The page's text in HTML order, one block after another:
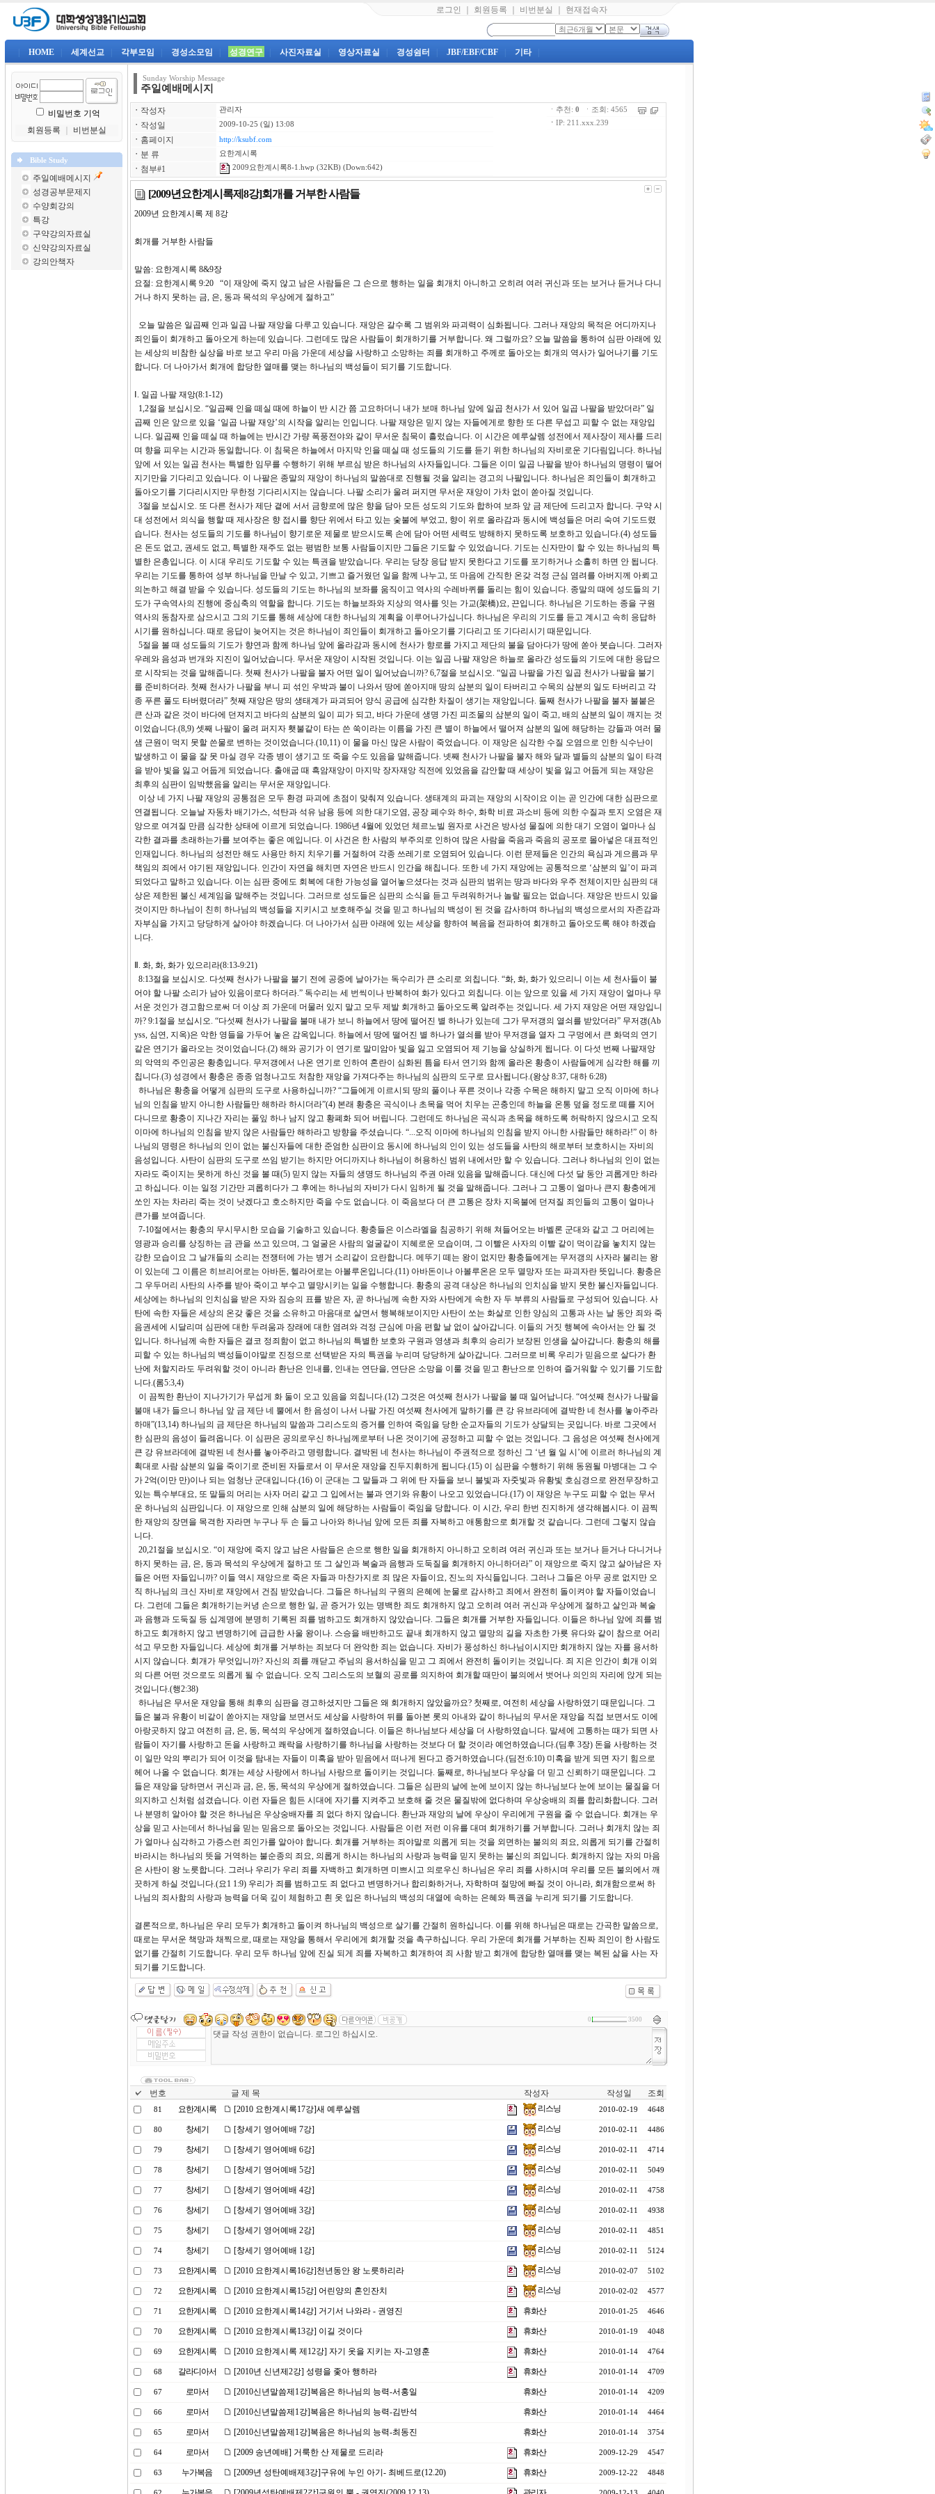
로그인 회원등록 비번분실 현재접속자
HOME 세계선교 각부모임 경성소모임 성경연구 사진자료실 영상자료실 경성쉼터 JBF/EBF/CBF 기타
비밀번호 기억
회원등록
비번분실
Bible Study
주일예배메시지
성경공부문제지
수양회강의
특강
구약강의자료실
신약강의자료실
강의안책자
Sunday Worship Message
주일예배메시지
ㆍ 작성자 관리자
ㆍ 작성일 2009-10-25 (일) 13:08
ㆍ 홈페이지 http://ksubf.com
ㆍ 분 류 요한계시록
ㆍ 첨부#1 2009요한계시록8-1.hwp (32KB) (Down:642)
ㆍ추천: 0 ㆍ조회: 4565
ㆍ IP: 211.xxx.239
[2009년요한계시록제8강]회개를 거부한 사람들
2009년 요한계시록 제 8강
회개를 거부한 사람들
말씀: 요한계시록 8&9장
요절: 요한계시록 9:20 “이 재앙에 죽지 않고 남은 사람들은 그 손으로 행하는 일을 회개치 아니하고 오히려 여러 귀신과 또는 보거나 듣거나 다니
거나 하지 못하는 금, 은, 동과 목석의 우상에게 절하고”
오늘 말씀은 일곱째 인과 일곱 나팔 재앙을 다루고 있습니다. 재앙은 갈수록 그 범위와 파괴력이 심화됩니다. 그러나 재앙의 목적은 어디까지나
죄인들이 회개하고 돌아오게 하는데 있습니다. 그런데도 많은 사람들이 회개하기를 거부합니다. 왜 그럴까요? 오늘 말씀을 통하여 심판 아래에 있
는 세상의 비참한 실상을 바로 보고 우리 마음 가운데 세상을 사랑하고 소망하는 죄를 회개하고 주께로 돌아오는 회개의 역사가 일어나기를 기도
합니다. 더 나아가서 회개에 합당한 열매를 맺는 하나님의 백성들이 되기를 기도합니다.
Ⅰ. 일곱 나팔 재앙(8:1-12)
1,2절을 보십시오. “일곱째 인을 떼실 때에 하늘이 반 시간 쯤 고요하더니 내가 보매 하나님 앞에 일곱 천사가 서 있어 일곱 나팔을 받았더라” 일
곱째 인은 앞으로 있을 ‘일곱 나팔 재앙’의 시작을 알리는 인입니다. 나팔 재앙은 믿지 않는 자들에게로 향한 또 다른 무섭고 피할 수 없는 재앙입
니다. 일곱째 인을 떼실 때 하늘에는 반시간 가량 폭풍전야와 같이 무서운 침묵이 흘렀습니다. 이 시간은 예루살렘 성전에서 제사장이 제사를 드리
며 향을 피우는 시간과 동일합니다. 이 침묵은 하늘에서 마지막 인을 떼실 때 성도들의 기도를 듣기 위한 하나님의 자비로운 기다림입니다. 하나님
앞에 서 있는 일곱 천사는 특별한 임무를 수행하기 위해 부르심 받은 하나님의 사자들입니다. 그들은 이미 일곱 나팔을 받아 하나님의 명령이 떨어
지기만을 기다리고 있습니다. 이 나팔은 종말의 재앙이 하나님의 말씀대로 진행될 것을 알리는 경고의 나팔입니다. 하나님은 죄인들이 회개하고
돌아오기를 기다리시지만 무한정 기다리시지는 않습니다. 나팔 소리가 울려 퍼지면 무서운 재앙이 가차 없이 쏟아질 것입니다.
3절을 보십시오. 또 다른 천사가 제단 곁에 서서 금향로에 많은 향을 담아 모든 성도의 기도와 합하여 보좌 앞 금 제단에 드리고자 합니다. 구약 시
대 성전에서 의식을 행할 때 제사장은 향 접시를 향단 위에서 타고 있는 숯불에 부었고, 향이 위로 올라감과 동시에 백성들은 머리 숙여 기도드렸
습니다. 천사는 성도들의 기도를 하나님이 향기로운 제물로 받으시도록 손에 담아 어떤 세력도 방해하지 못하도록 보호하고 있습니다.(4) 성도들
은 돈도 없고, 권세도 없고, 특별한 재주도 없는 평범한 보통 사람들이지만 그들은 기도할 수 있었습니다. 기도는 신자만이 할 수 있는 하나님의 특
별한 은총입니다. 이 시대 우리도 기도할 수 있는 특권을 받았습니다. 우리는 당장 응답 받지 못한다고 기도를 포기하거나 소홀히 하면 안 됩니다.
우리는 기도를 통하여 성부 하나님을 만날 수 있고, 기쁘고 즐거웠던 일을 함께 나누고, 또 마음에 간직한 온갖 걱정 근심 염려를 아버지께 아뢰고
의논하고 해결 받을 수 있습니다. 성도들의 기도는 하나님의 보좌를 움직이고 역사의 수레바퀴를 돌리는 힘이 있습니다. 종말의 때에 성도들의 기
도가 구속역사의 진행에 중심축의 역할을 합니다. 기도는 하늘보좌와 지상의 역사를 잇는 가교(架橋)요, 끈입니다. 하나님은 기도하는 종을 구원
역사의 동참자로 삼으시고 그의 기도를 통해 세상에 대한 하나님의 계획을 이루어나가십니다. 하나님은 우리의 기도를 듣고 계시고 속히 응답하
시기를 원하십니다. 때로 응답이 늦어지는 것은 하나님이 죄인들이 회개하고 돌아오기를 기다리고 또 기다리시기 때문입니다.
5절을 볼 때 성도들의 기도가 향연과 함께 하나님 앞에 올라감과 동시에 천사가 향로를 가지고 제단의 불을 담아다가 땅에 쏟아 붓습니다. 그러자
우레와 음성과 번개와 지진이 일어났습니다. 무서운 재앙이 시작된 것입니다. 이는 일곱 나팔 재앙은 하늘로 올라간 성도들의 기도에 대한 응답으
로 시작되는 것을 말해줍니다. 첫째 천사가 나팔을 불자 어떤 일이 일어났습니까? 6,7절을 보십시오. “일곱 나팔을 가진 일곱 천사가 나팔을 불기
를 준비하더라. 첫째 천사가 나팔을 부니 피 섞인 우박과 불이 나와서 땅에 쏟아지매 땅의 삼분의 일이 타버리고 수목의 삼분의 일도 타버리고 각
종 푸른 풀도 타버렸더라” 첫째 재앙은 땅의 생태계가 파괴되어 양식 공급에 심각한 차질이 생기는 재앙입니다. 둘째 천사가 나팔을 불자 불붙은
큰 산과 같은 것이 바다에 던져지고 바다의 삼분의 일이 피가 되고, 바다 가운데 생명 가진 피조물의 삼분의 일이 죽고, 배의 삼분의 일이 깨지는 것
이었습니다.(8,9) 셋째 나팔이 울려 퍼지자 횃불같이 타는 쓴 쑥이라는 이름을 가진 큰 별이 하늘에서 떨어져 삼분의 일에 해당하는 강들과 여러 물
샘 근원이 먹지 못할 쓴물로 변하는 것이었습니다.(10,11) 이 물을 마신 많은 사람이 죽었습니다. 이 재앙은 심각한 수질 오염으로 인한 식수난이
발생하고 이 물을 잘 못 마실 경우 각종 병이 생기고 또 죽을 수도 있음을 말해줍니다. 넷째 천사가 나팔을 불자 해와 달과 별들의 삼분의 일이 타격
을 받아 빛을 잃고 어둡게 되었습니다. 출애굽 때 흑암재앙이 마지막 장자재앙 직전에 있었음을 감안할 때 세상이 빛을 잃고 어둡게 되는 재앙은
최후의 심판이 임박했음을 알리는 무서운 재앙입니다.
이상 네 가지 나팔 재앙의 공통점은 모두 환경 파괴에 초점이 맞춰져 있습니다. 생태계의 파괴는 재앙의 시작이요 이는 곧 인간에 대한 심판으로
연결됩니다. 오늘날 자동차 배기가스, 석탄과 석유 남용 등에 의한 대기오염, 공장 폐수와 하수, 화학 비료 과소비 등에 의한 수질과 토지 오염은 재
앙으로 여겨질 만큼 심각한 상태에 이르게 되었습니다. 1986년 4월에 있었던 체르노빌 원자로 사건은 방사성 물질에 의한 대기 오염이 얼마나 심
각한 결과를 초래하는가를 보여주는 좋은 예입니다. 이 사건은 한 사람의 부주의로 인하여 많은 사람을 죽음과 죽음의 공포로 몰아넣은 대표적인
인재입니다. 하나님의 성전만 해도 사용만 하지 치우기를 거절하여 각종 쓰레기로 오염되어 있습니다. 이런 문제들은 인간의 욕심과 게으름과 무
책임의 죄에서 야기된 재앙입니다. 인간이 자연을 해치면 자연은 반드시 인간을 해칩니다. 또한 네 가지 재앙에는 공통적으로 ‘삼분의 일’이 파괴
되었다고 말하고 있습니다. 이는 심판 중에도 회복에 대한 가능성을 열어놓으셨다는 것과 심판의 범위는 땅과 바다와 우주 전체이지만 심판의 대
상은 제한된 불신 세계임을 말해주는 것입니다. 그러므로 성도들은 심판의 소식을 듣고 두려워하거나 놀랄 필요는 없습니다. 재앙은 반드시 있을
것이지만 하나님이 친히 하나님의 백성들을 지키시고 보호해주실 것을 믿고 하나님의 백성이 된 것을 감사하며 하나님의 백성으로서의 자존감과
자부심을 가지고 당당하게 살아야 하겠습니다. 더 나아가서 심판 아래에 있는 세상을 향하여 복음을 전파하여 회개하고 돌아오도록 해야 하겠습
니다.
Ⅱ. 화, 화, 화가 있으리라(8:13-9:21)
8:13절을 보십시오. 다섯째 천사가 나팔을 불기 전에 공중에 날아가는 독수리가 큰 소리로 외칩니다. “화, 화, 화가 있으리니 이는 세 천사들이 불
어야 할 나팔 소리가 남아 있음이로다 하더라.” 독수리는 세 번씩이나 반복하여 화가 있다고 외칩니다. 이는 앞으로 있을 세 가지 재앙이 얼마나 무
서운 것인가 경고함으로써 더 이상 죄 가운데 머물러 있지 말고 모두 제발 회개하고 돌아오도록 알려주는 것입니다. 세 가지 재앙은 어떤 재앙입니
까? 9:1절을 보십시오. “다섯째 천사가 나팔을 불매 내가 보니 하늘에서 땅에 떨어진 별 하나가 있는데 그가 무저갱의 열쇠를 받았더라” 무저갱(Ab
yss, 심연, 지옥)은 악한 영들을 가두어 놓은 감옥입니다. 하늘에서 땅에 떨어진 별 하나가 열쇠를 받아 무저갱을 열자 그 구멍에서 큰 화덕의 연기
같은 연기가 올라오는 것이었습니다.(2) 해와 공기가 이 연기로 말미암아 빛을 잃고 오염되어 제 기능을 상실하게 됩니다. 이 다섯 번째 나팔재앙
의 악역의 주인공은 황충입니다. 무저갱에서 나온 연기로 인하여 혼란이 심화된 틈을 타서 연기와 함께 올라온 황충이 사람들에게 심각한 해를 끼
칩니다.(3) 성경에서 황충은 종종 엄청나고도 처참한 재앙을 가져다주는 하나님의 심판의 도구로 묘사됩니다.(왕상 8:37, 대하 6:28)
하나님은 황충을 어떻게 심판의 도구로 사용하십니까? “그들에게 이르시되 땅의 풀이나 푸른 것이나 각종 수목은 해하지 말고 오직 이마에 하나
님의 인침을 받지 아니한 사람들만 해하라 하시더라”(4) 본래 황충은 곡식이나 초목을 먹어 치우는 곤충인데 하늘을 온통 덮을 정도로 떼를 지어
다니므로 황충이 지나간 자리는 풀잎 하나 남지 않고 황폐화 되어 버립니다. 그런데도 하나님은 곡식과 초목을 해하도록 허락하지 않으시고 오직
이마에 하나님의 인침을 받지 않은 사람들만 해하라고 방향을 주셨습니다. “...오직 이마에 하나님의 인침을 받지 아니한 사람들만 해하라!” 이 하
나님의 명령은 하나님의 인이 없는 불신자들에 대한 준엄한 심판이요 동시에 하나님의 인이 있는 성도들을 사탄의 해로부터 보호하시는 자비의
음성입니다. 사탄이 심판의 도구로 쓰임 받기는 하지만 어디까지나 하나님이 허용하신 범위 내에서만 할 수 있습니다. 그러나 하나님의 인이 없는
자라도 죽이지는 못하게 하신 것을 볼 때(5) 믿지 않는 자들의 생명도 하나님의 주권 아래 있음을 말해줍니다. 대신에 다섯 달 동안 괴롭게만 하라
고 하십니다. 이는 일정 기간만 괴롭히다가 그 후에는 하나님의 자비가 다시 임하게 될 것을 말해줍니다. 그러나 그 고통이 얼마나 큰지 황충에게
쏘인 자는 차라리 죽는 것이 낫겠다고 호소하지만 죽을 수도 없습니다. 이 죽음보다 더 큰 고통은 장차 지옥불에 던져질 죄인들의 고통이 얼마나
큰가를 보여줍니다.
7-10절에서는 황충의 무시무시한 모습을 기술하고 있습니다. 황충들은 이스라엘을 침공하기 위해 쳐들어오는 바벨론 군대와 같고 그 머리에는
영광과 승리를 상징하는 금 관을 쓰고 있으며, 그 얼굴은 사람의 얼굴같이 지혜로운 모습이며, 그 이빨은 사자의 이빨 같이 먹이감을 놓치지 않는
강한 모습이요 그 날개들의 소리는 전쟁터에 가는 병거 소리같이 요란합니다. 메뚜기 떼는 왕이 없지만 황충들에게는 무저갱의 사자라 불리는 왕
이 있는데 그 이름은 히브리어로는 아바돈, 헬라어로는 아볼루온입니다.(11) 아바돈이나 아볼루온은 모두 멸망자 또는 파괴자란 뜻입니다. 황충은
그 우두머리 사탄의 사주를 받아 죽이고 부수고 멸망시키는 일을 수행합니다. 황충의 공격 대상은 하나님의 인치심을 받지 못한 불신자들입니다.
세상에는 하나님의 인치심을 받은 자와 짐승의 표를 받은 자, 곧 하나님께 속한 자와 사탄에게 속한 자 두 부류의 사람들로 구성되어 있습니다. 사
탄에 속한 자들은 세상의 온갖 좋은 것을 소유하고 마음대로 살면서 행복해보이지만 사탄이 쏘는 화살로 인한 양심의 고통과 사는 날 동안 죄와 죽
음권세에 시달리며 심판에 대한 두려움과 장래에 대한 염려와 걱정 근심에 마음 편할 날 없이 살아갑니다. 이들의 거짓 행복에 속아서는 안 될 것
입니다. 하나님께 속한 자들은 결코 정죄함이 없고 하나님의 특별한 보호와 구원과 영생과 최후의 승리가 보장된 인생을 살아갑니다. 황충의 해를
피할 수 있는 하나님의 백성들이야말로 진정으로 선택받은 자의 특권을 누리며 당당하게 살아갑니다. 그러므로 비록 우리가 믿음으로 살다가 환
난에 처할지라도 두려워할 것이 아니라 환난은 인내를, 인내는 연단을, 연단은 소망을 이룰 것을 믿고 환난으로 인하여 즐거워할 수 있기를 기도합
니다.(롬5:3,4)
이 끔찍한 환난이 지나가기가 무섭게 화 둘이 오고 있음을 외칩니다.(12) 그것은 여섯째 천사가 나팔을 불 때 일어납니다. “여섯째 천사가 나팔을
불매 내가 들으니 하나님 앞 금 제단 네 뿔에서 한 음성이 나서 나팔 가진 여섯째 천사에게 말하기를 큰 강 유브라데에 결박한 네 천사를 놓아주라
하매”(13,14) 하나님의 금 제단은 하나님의 말씀과 그리스도의 증거를 인하여 죽임을 당한 순교자들의 기도가 상달되는 곳입니다. 바로 그곳에서
한 심판의 음성이 들려옵니다. 이 심판은 공의로우신 하나님께로부터 나온 것이기에 공정하고 피할 수 없는 것입니다. 그 음성은 여섯째 천사에게
큰 강 유브라데에 결박된 네 천사를 놓아주라고 명령합니다. 결박된 네 천사는 하나님이 주권적으로 정하신 그 ‘년 월 일 시’에 이르러 하나님의 계
획대로 사람 삼분의 일을 죽이기로 준비된 자들로서 이 무서운 재앙을 진두지휘하게 됩니다.(15) 이 심판을 수행하기 위해 동원될 마병대는 그 수
가 2억(이만 만)이나 되는 엄청난 군대입니다.(16) 이 군대는 그 말들과 그 위에 탄 자들을 보니 불빛과 자줏빛과 유황빛 호심경으로 완전무장하고
있는 특수부대요, 또 말들의 머리는 사자 머리 같고 그 입에서는 불과 연기와 유황이 나오고 있었습니다.(17) 이 재앙은 누구도 피할 수 없는 무서
운 하나님의 심판입니다. 이 재앙으로 인해 삼분의 일에 해당하는 사람들이 죽임을 당합니다. 이 시간, 우리 한번 진지하게 생각해봅시다. 이 끔찍
한 재앙의 장면을 목격한 자라면 누구나 두 손 들고 나아와 하나님 앞에 모든 죄를 자복하고 애통함으로 회개할 것 같습니다. 그런데 그렇지 않습
니다.
20,21절을 보십시오. “이 재앙에 죽지 않고 남은 사람들은 손으로 행한 일을 회개하지 아니하고 오히려 여러 귀신과 또는 보거나 듣거나 다니거나
하지 못하는 금, 은, 동과 목석의 우상에게 절하고 또 그 살인과 복술과 음행과 도둑질을 회개하지 아니하더라” 이 재앙으로 죽지 않고 살아남은 자
들은 어떤 자들입니까? 이들 역시 재앙으로 죽은 자들과 마찬가지로 죄 많은 자들이요, 진노의 자식들입니다. 그러나 그들은 아무 공로 없지만 오
직 하나님의 크신 자비로 재앙에서 건짐 받았습니다. 그들은 하나님의 구원의 은혜에 눈물로 감사하고 죄에서 완전히 돌이켜야 할 자들이었습니
다. 그런데 그들은 회개하기는커녕 손으로 행한 일, 곧 증거가 있는 명백한 죄도 회개하지 않고 오히려 여러 귀신과 우상에게 절하고 살인과 복술
과 음행과 도둑질 등 십계명에 분명히 기록된 죄를 범하고도 회개하지 않았습니다. 그들은 회개를 거부한 자들입니다. 이들은 하나님 앞에 죄를 범
하고도 회개하지 않고 변명하기에 급급한 사울 왕이나. 스승을 배반하고도 끝내 회개하지 않고 멸망의 길을 자초한 가룟 유다와 같이 참으로 어리
석고 무모한 자들입니다. 세상에 회개를 거부하는 죄보다 더 완악한 죄는 없습니다. 자비가 풍성하신 하나님이시지만 회개하지 않는 자를 용서하
시지 않습니다. 회개가 무엇입니까? 자신의 죄를 깨닫고 주님의 용서하심을 믿고 그 죄에서 완전히 돌이키는 것입니다. 죄 지은 인간이 회개 이외
의 다른 어떤 것으로도 의롭게 될 수 없습니다. 오직 그리스도의 보혈의 공로를 의지하여 회개할 때만이 불의에서 벗어나 의인의 자리에 앉게 되는
것입니다.(행2:38)
하나님은 무서운 재앙을 통해 최후의 심판을 경고하셨지만 그들은 왜 회개하지 않았을까요? 첫째로, 여전히 세상을 사랑하였기 때문입니다. 그
들은 불과 유황이 비같이 쏟아지는 재앙을 보면서도 세상을 사랑하여 뒤를 돌아본 롯의 아내와 같이 하나님의 무서운 재앙을 직접 보면서도 이에
아랑곳하지 않고 여전히 금, 은, 동, 목석의 우상에게 절하였습니다. 이들은 하나님보다 세상을 더 사랑하였습니다. 말세에 고통하는 때가 되면 사
람들이 자기를 사랑하고 돈을 사랑하고 쾌락을 사랑하기를 하나님을 사랑하는 것보다 더 할 것이라 예언하였습니다.(딤후 3장) 돈을 사랑하는 것
이 일만 악의 뿌리가 되어 이것을 탐내는 자들이 미혹을 받아 믿음에서 떠나게 된다고 증거하였습니다.(딤전:6:10) 미혹을 받게 되면 자기 힘으로
헤어 나올 수 없습니다. 회개는 세상 사랑에서 하나님 사랑으로 돌이키는 것입니다. 둘째로, 하나님보다 우상을 더 믿고 신뢰하기 때문입니다. 그
들은 재앙을 당하면서 귀신과 금, 은, 동, 목석의 우상에게 절하였습니다. 그들은 심판의 날에 눈에 보이지 않는 하나님보다 눈에 보이는 물질을 더
의지하고 신처럼 섬겼습니다. 이런 자들은 힘든 시대에 자기를 지켜주고 보호해 줄 것은 물질밖에 없다하며 우상숭배의 죄를 합리화합니다. 그러
나 분명히 알아야 할 것은 하나님은 우상숭배자를 죄 없다 하지 않습니다. 환난과 재앙의 날에 우상이 우리에게 구원을 줄 수 없습니다. 회개는 우
상을 믿고 사는데서 하나님을 믿는 믿음으로 돌아오는 것입니다. 사람들은 이런 저런 이유를 대며 회개하기를 거부합니다. 그러나 회개치 않는 죄
가 얼마나 심각하고 가증스런 죄인가를 알아야 합니다. 회개를 거부하는 죄야말로 의롭게 되는 것을 외면하는 불의의 죄요, 의롭게 되기를 간절히
바라시는 하나님의 뜻을 거역하는 불순종의 죄요, 의롭게 하시는 하나님의 사랑과 능력을 믿지 못하는 불신의 죄입니다. 회개하지 않는 자의 마음
은 사탄이 왕 노릇합니다. 그러나 우리가 우리 죄를 자백하고 회개하면 미쁘시고 의로우신 하나님은 우리 죄를 사하시며 우리를 모든 불의에서 깨
끗하게 하실 것입니다.(요1 1:9) 우리가 죄를 범하고도 죄 없다고 변명하거나 합리화하거나, 자학하며 절망에 빠질 것이 아니라, 회개함으로써 하
나님의 죄사함의 사랑과 능력을 더욱 깊이 체험하고 흰 옷 입은 하나님의 백성의 대열에 속하는 은혜와 특권을 누리게 되기를 기도합니다.
결론적으로, 하나님은 우리 모두가 회개하고 돌이켜 하나님의 백성으로 살기를 간절히 원하십니다. 이를 위해 하나님은 때로는 간곡한 말씀으로,
때로는 무서운 책망과 채찍으로, 때로는 재앙을 통해서 우리에게 회개할 것을 촉구하십니다. 우리 가운데 회개를 거부하는 진짜 죄인이 한 사람도
없기를 간절히 기도합니다. 우리 모두 하나님 앞에 진실 되게 죄를 자복하고 회개하여 죄 사함 받고 회개에 합당한 열매를 맺는 복된 삶을 사는 자
되기를 기도합니다.
0 3500
번호 글 제 목 작성자 작성일 조회
81 요한계시록 [2010 요한계시록17강]새 예루살렘 리스닝 2010-02-19 4648
80 창세기 [창세기 영어예배 7강] 리스닝 2010-02-11 4486
79 창세기 [창세기 영어예배 6강] 리스닝 2010-02-11 4714
78 창세기 [창세기 영어예배 5강] 리스닝 2010-02-11 5049
77 창세기 [창세기 영어예배 4강] 리스닝 2010-02-11 4758
76 창세기 [창세기 영어예배 3강] 리스닝 2010-02-11 4938
75 창세기 [창세기 영어예배 2강] 리스닝 2010-02-11 4851
74 창세기 [창세기 영어예배 1강] 리스닝 2010-02-11 5124
73 요한계시록 [2010 요한계시록16강]천년동안 왕 노릇하리라 리스닝 2010-02-07 5102
72 요한계시록 [2010 요한계시록15강] 어린양의 혼인잔치 리스닝 2010-02-02 4577
71 요한계시록 [2010 요한계시록14강] 거기서 나와라 - 권영진 휴화산 2010-01-25 4646
70 요한계시록 [2010 요한계시록13강] 이길 것이다 휴화산 2010-01-19 4048
69 요한계시록 [2010 요한계시록 제12강] 자기 옷을 지키는 자-고영훈 휴화산 2010-01-14 4764
68 갈라디아서 [2010년 신년제2강] 성령을 좇아 행하라 휴화산 2010-01-14 4709
67 로마서 [2010신년말씀제1강]복음은 하나님의 능력-서홍일 휴화산 2010-01-14 4209
66 로마서 [2010신년말씀제1강]복음은 하나님의 능력-김반석 휴화산 2010-01-14 4464
65 로마서 [2010신년말씀제1강]복음은 하나님의 능력-최동진 휴화산 2010-01-14 3754
64 로마서 [2009 송년예배] 거룩한 산 제물로 드리라 휴화산 2009-12-29 4547
63 누가복음 [2009년 성탄예배제3강]구유에 누인 아기- 최베드로(12.20) 휴화산 2009-12-22 4848